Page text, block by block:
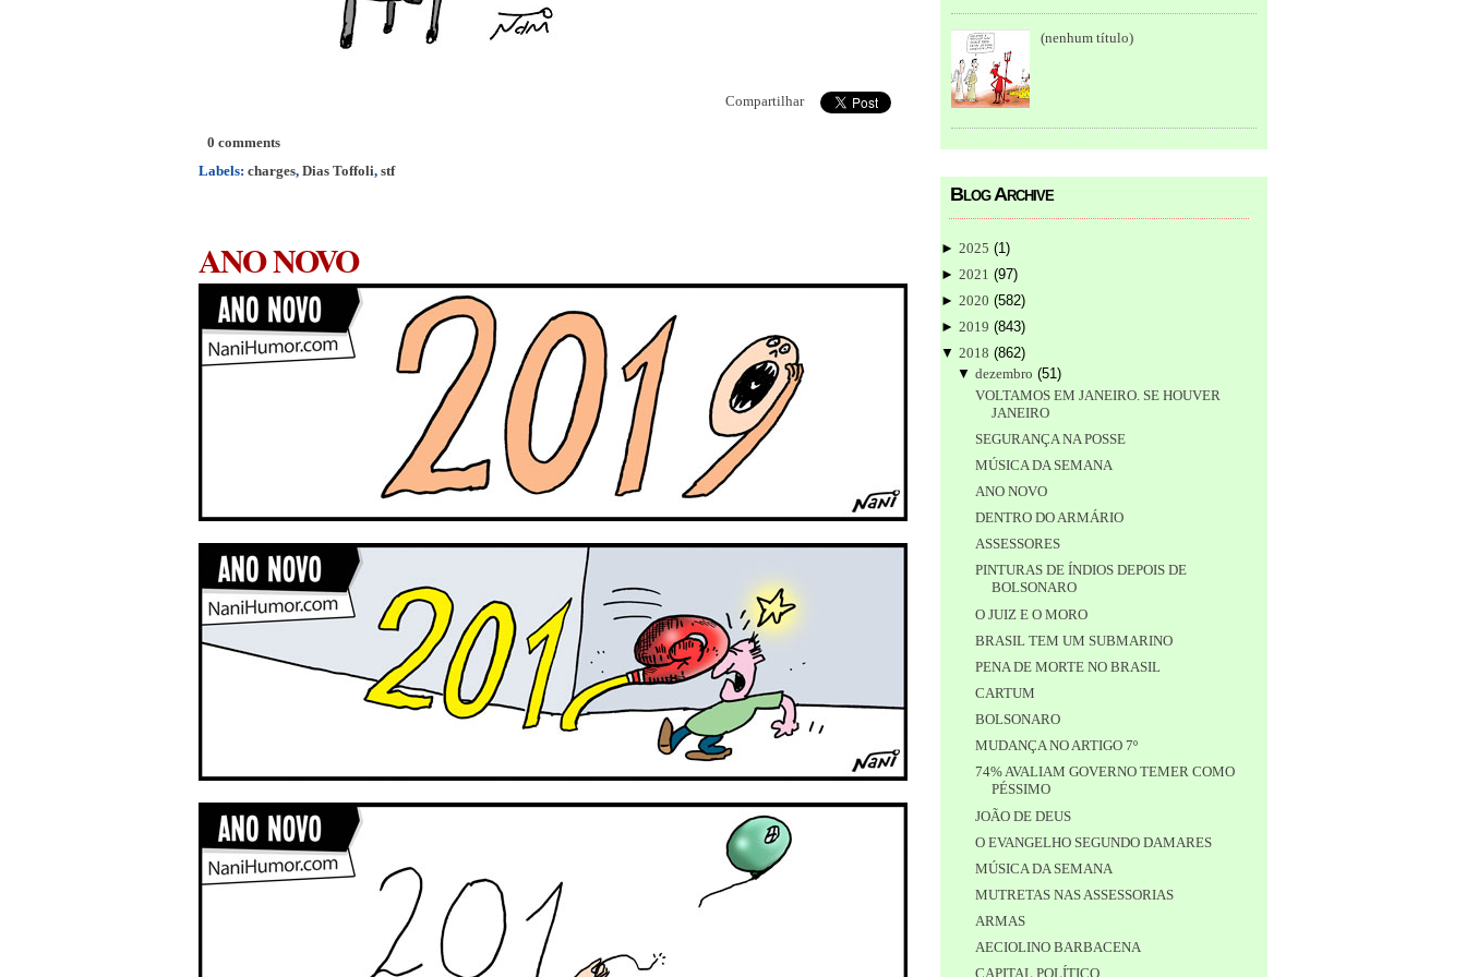
Compartilhar
0 comments
Labels: charges, Dias Toffoli, stf
ANO NOVO
(nenhum título)
Blog Archive
► 2025 (1 )
► 2021 (97)
► 2020 (582)
► 2019 (843)
▼ 2018 (862)
▼dezembro (51)
VOLTAMOS EM JANEIRO. SE HOUVER
JANEIRO
SEGURANÇA NA POSSE
MÚSICA DA SEMANA
ANO NOVO
DENTRO DO ARMÁRIO
ASSESSORES
PINTURAS DE ÍNDIOS DEPOIS DE
BOLSONARO
O JUIZ E O MORO
BRASIL TEM UM SUBMARINO
PENA DE MORTE NO BRASIL
CARTUM
BOLSONARO
MUDANÇA NO ARTIGO 7º
74% AVALIAM GOVERNO TEMER COMO
PÉSSIMO
JOÃO DE DEUS
O EVANGELHO SEGUNDO DAMARES
MÚSICA DA SEMANA
MUTRETAS NAS ASSESSORIAS
ARMAS
AECIOLINO BARBACENA
CAPITAL POLÍTICO